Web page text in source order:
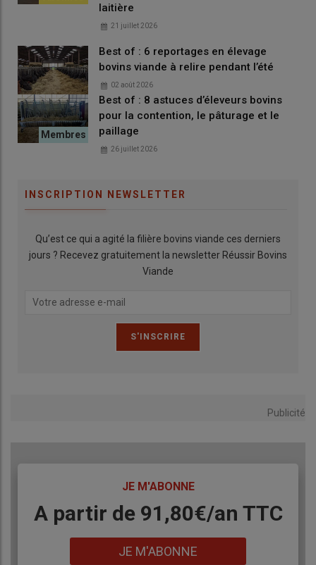
laitière
21 juillet 2026
Best of : 6 reportages en élevage
bovins viande à relire pendant l’été
02 août 2026
Best of : 8 astuces d’éleveurs bovins
pour la contention, le pâturage et le
paillage
26 juillet 2026
INSCRIPTION NEWSLETTER
Qu’est ce qui a agité la filière bovins viande ces derniers
jours ? Recevez gratuitement la newsletter Réussir Bovins
Viande
Publicité
JE M'ABONNE
Body
A partir de 91,80€/an​ TTC
JE M'ABONNE